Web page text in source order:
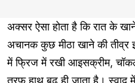
अक्सर ऐसा होता है कि रात के
अचानक कुछ मीठा खाने की तीव्र
में फ्रिज में रखी आइसक्रीम,
तरफ हाथ बढ़ ही जाता है। स्वाद